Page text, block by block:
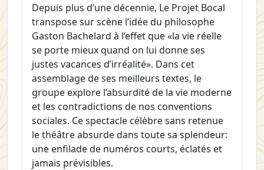
Depuis plus d’une décennie, Le Projet Bocal
transpose sur scène l’idée du philosophe
Gaston Bachelard à l’effet que «la vie réelle
se porte mieux quand on lui donne ses
justes vacances d’irréalité». Dans cet
assemblage de ses meilleurs textes, le
groupe explore l’absurdité de la vie moderne
et les contradictions de nos conventions
sociales. Ce spectacle célèbre sans retenue
le théâtre absurde dans toute sa splendeur:
une enfilade de numéros courts, éclatés et
jamais prévisibles.